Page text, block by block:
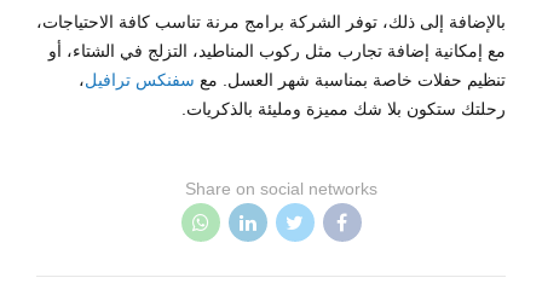
بالإضافة إلى ذلك، توفر الشركة برامج مرنة تناسب كافة الاحتياجات،
مع إمكانية إضافة تجارب مثل ركوب المناطيد، التزلج في الشتاء، أو
تنظيم حفلات خاصة بمناسبة شهر العسل. مع سفنكس ترافيل،
رحلتك ستكون بلا شك مميزة ومليئة بالذكريات.
Share on social networks